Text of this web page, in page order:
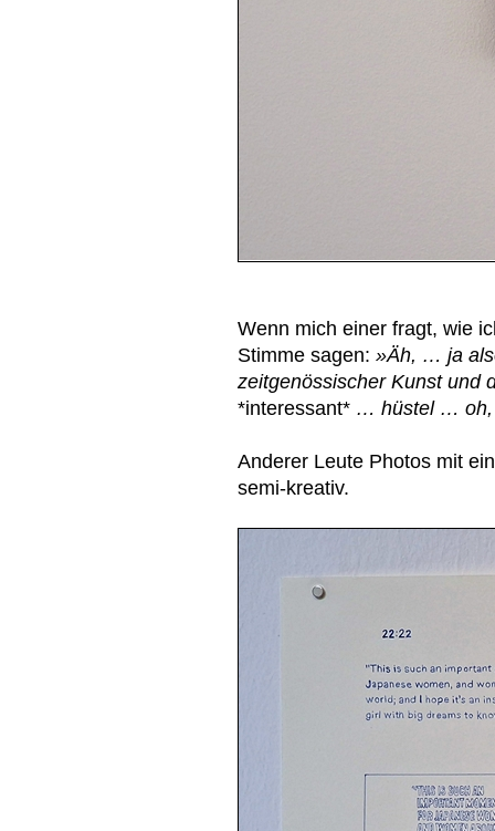
Wenn mich einer fragt, wie
Stimme sagen: »Äh, … ja
zeitgenössischer Kunst und
*interessant* … hüstel … oh,
Anderer Leute Photos mit
semi-kreativ.